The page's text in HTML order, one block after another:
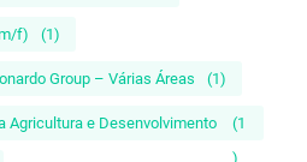
f) (1)
Group – Várias Áreas (1)
Agricultura e Desenvolvimento
(1
)